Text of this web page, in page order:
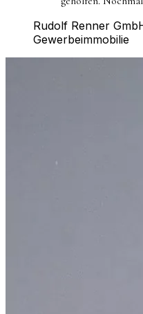
Rudolf Renner
Gewerbeimmobilie